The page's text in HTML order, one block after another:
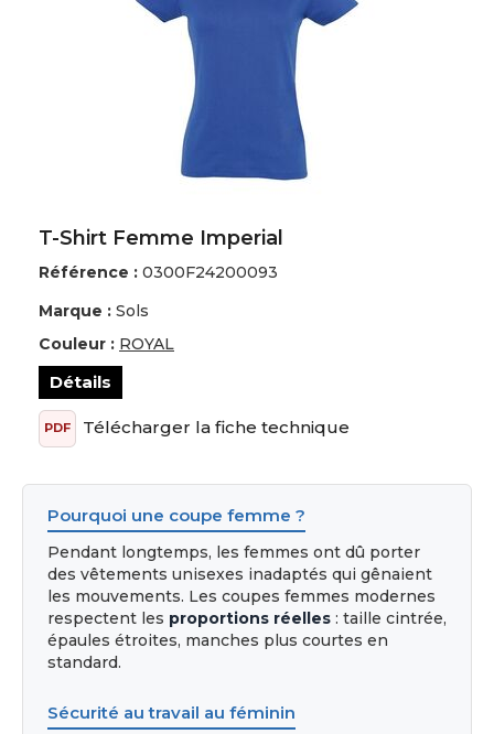
T-Shirt Femme Imperial
Référence : 0300F24200093
Marque : Sols
Couleur : ROYAL
Détails
PDF Télécharger la fiche technique
Pourquoi une coupe femme ?
Pendant longtemps, les femmes ont dû porter
des vêtements unisexes inadaptés qui gênaient
les mouvements. Les coupes femmes modernes
respectent les proportions réelles : taille cintrée,
épaules étroites, manches plus courtes en
standard.
Sécurité au travail au féminin